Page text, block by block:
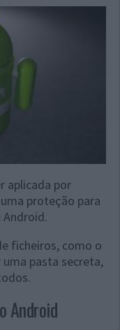
aplicada por
proteção para
ficheiros, como o
pasta secreta,
Android